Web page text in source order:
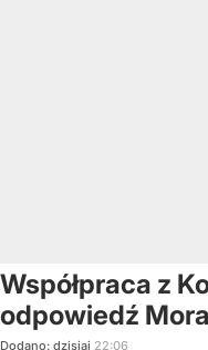
Współpraca z
odpowiedź
Dodano: dzisiaj 22:06